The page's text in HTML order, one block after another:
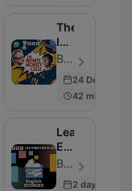
The
Infinite
Monkey
Cage
BBC Radio 4 - ตอน 239
24 Dec 2025
42 min
ago
Learning
English
Stories
BBC Radio - ตอน 281
2 days ago